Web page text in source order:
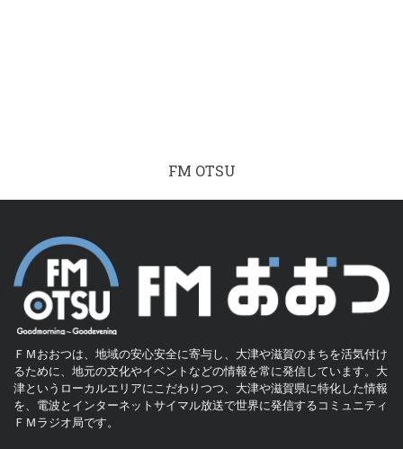
FM OTSU
ＦＭおおつは、地域の安心安全に寄与し、大津や滋賀のまちを活気付け
るために、地元の文化やイベントなどの情報を常に発信しています。大
津というローカルエリアにこだわりつつ、大津や滋賀県に特化した情報
を、電波とインターネットサイマル放送で世界に発信するコミュニティ
ＦＭラジオ局です。